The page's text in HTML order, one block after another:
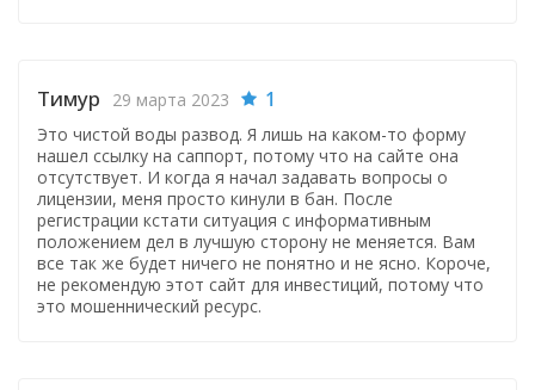
Тимур 29 марта 2023 1
Это чистой воды развод. Я лишь на каком-то форму
нашел ссылку на саппорт, потому что на сайте она
отсутствует. И когда я начал задавать вопросы о
лицензии, меня просто кинули в бан. После
регистрации кстати ситуация с информативным
положением дел в лучшую сторону не меняется. Вам
все так же будет ничего не понятно и не ясно. Короче,
не рекомендую этот сайт для инвестиций, потому что
это мошеннический ресурс.